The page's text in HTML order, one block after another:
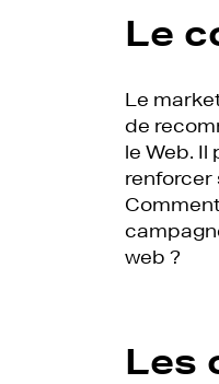
Le
Le
de
le Web. Il
renforcer
web ?
Les